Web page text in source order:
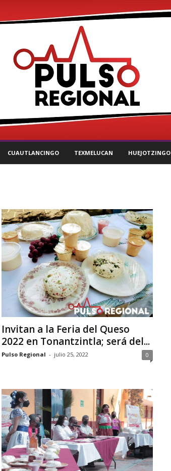
CUAUTLANCINGO TEXMELUCAN HUEJOTZINGO
Invitan a la Feria del Queso
2022 en Tonantzintla; será del...
Pulso Regional - julio 25, 2022 0